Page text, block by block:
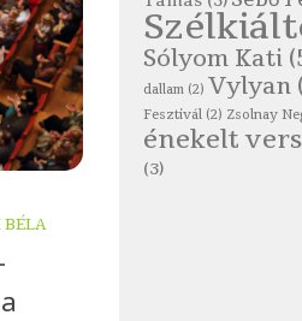
BÉLA
Sólyom Kati
dallam (2) Vylyan
Fesztivál (2) Zsolnay
énekelt vers
(3)